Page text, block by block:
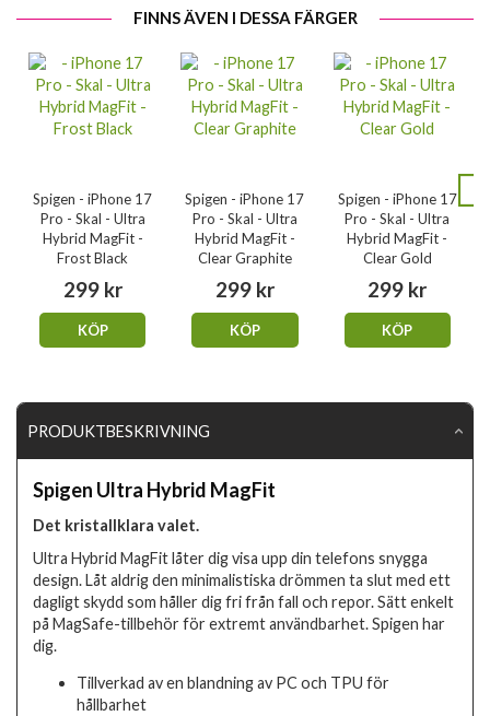
FINNS ÄVEN I DESSA FÄRGER
Spigen - iPhone 17
Pro - Skal - Ultra
Hybrid MagFit -
Frost Black
299 kr
KÖP
Spigen - iPhone 17
Pro - Skal - Ultra
Hybrid MagFit -
Clear Graphite
299 kr
KÖP
Spigen - iPhone 17
Pro - Skal - Ultra
Hybrid MagFit -
Clear Gold
299 kr
KÖP
PRODUKTBESKRIVNING
Spigen Ultra Hybrid MagFit
Det kristallklara valet.
Ultra Hybrid MagFit låter dig visa upp din telefons snygga
design. Låt aldrig den minimalistiska drömmen ta slut med ett
dagligt skydd som håller dig fri från fall och repor. Sätt enkelt
på MagSafe-tillbehör för extremt användbarhet. Spigen har
dig.
Tillverkad av en blandning av PC och TPU för
hållbarhet